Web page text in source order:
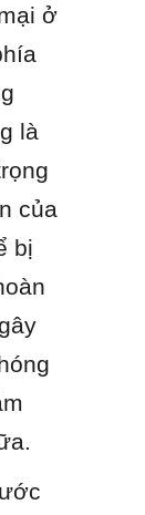
ở
là
của
bị